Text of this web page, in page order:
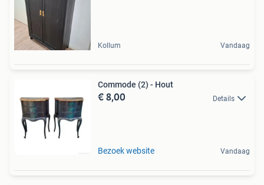
Kollum Vandaag
Commode (2) - Hout
€ 8,00 Details
Bezoek website Vandaag